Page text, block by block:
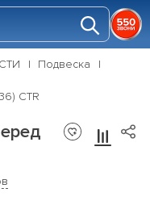
Подвеска
CTR